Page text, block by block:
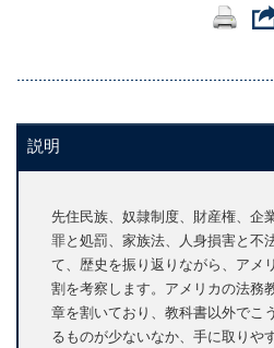
説明
先住民族、奴隷制度、財産権、企
罪と処罰、家族法、人身損害と不
て、歴史を振り返りながら、アメ
割を考察します。アメリカの法務
章を割いており、教科書以外でこ
るものが少ないなか、手に取りや